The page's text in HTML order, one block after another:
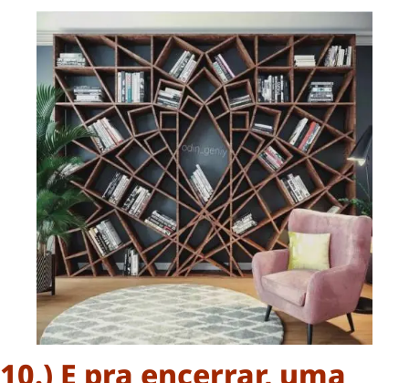
10.) E pra encerrar, uma